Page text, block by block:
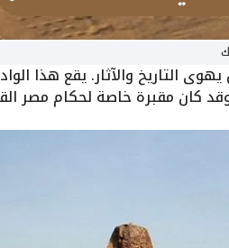
التاريخ والآثار. يقع هذا
وقد كان مقبرة خاصة لحكام مصر